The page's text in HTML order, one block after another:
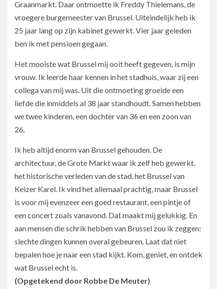
Graanmarkt. Daar ontmoette ik Freddy Thielemans, de
vroegere burgemeester van Brussel. Uiteindelijk heb ik
25 jaar lang op zijn kabinet gewerkt. Vier jaar geleden
ben ik met pensioen gegaan.
Het mooiste wat Brussel mij ooit heeft gegeven, is mijn
vrouw. Ik leerde haar kennen in het stadhuis, waar zij een
collega van mij was. Uit die ontmoeting groeide een
liefde die inmiddels al 38 jaar standhoudt. Samen hebben
we twee kinderen, een dochter van 36 en een zoon van
26.
Ik heb altijd enorm van Brussel gehouden. De
architectuur, de Grote Markt waar ik zelf heb gewerkt,
het historische verleden van de stad, het Brussel van
Keizer Karel. Ik vind het allemaal prachtig, maar Brussel
is voor mij evenzeer een goed restaurant, een pintje of
een concert zoals vanavond. Dat maakt mij gelukkig. En
aan mensen die schrik hebben van Brussel zou ik zeggen:
slechte dingen kunnen overal gebeuren. Laat dat niet
bepalen hoe je naar een stad kijkt. Kom, geniet, en ontdek
wat Brussel echt is.
(Opgetekend door Robbe De Meuter)